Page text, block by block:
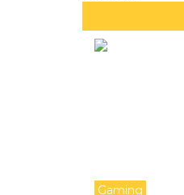
Gaming